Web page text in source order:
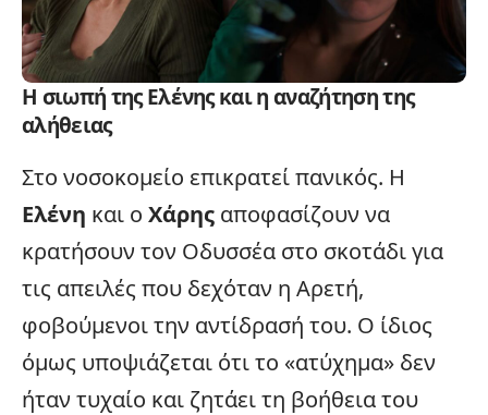
Η σιωπή της Ελένης και η αναζήτηση της
αλήθειας
Στο νοσοκομείο επικρατεί πανικός. Η
Ελένη και ο Χάρης αποφασίζουν να
κρατήσουν τον Οδυσσέα στο σκοτάδι για
τις απειλές που δεχόταν η Αρετή,
φοβούμενοι την αντίδρασή του. Ο ίδιος
όμως υποψιάζεται ότι το «ατύχημα» δεν
ήταν τυχαίο και ζητάει τη βοήθεια του